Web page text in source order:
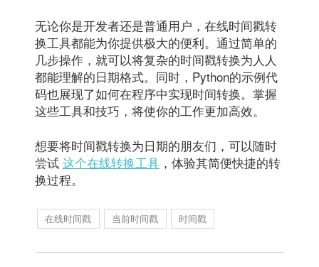
无论你是开发者还是普通用户，在线时间戳转
换工具都能为你提供极大的便利。通过简单的
几步操作，就可以将复杂的时间戳转换为人人
都能理解的日期格式。同时，Python的示例代
码也展现了如何在程序中实现时间转换。掌握
这些工具和技巧，将使你的工作更加高效。
想要将时间戳转换为日期的朋友们，可以随时
尝试 这个在线转换工具 ，体验其简便快捷的转
换过程。
在线时间戳 当前时间戳 时间戳